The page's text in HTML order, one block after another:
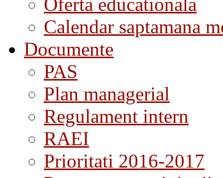
Calendar saptamana
Documente
PAS
Plan managerial
Regulament intern
RAEI
Prioritati 2016-2017